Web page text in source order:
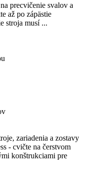
precvičenie svalov a
až po zápästie
stroja musí ...
zariadenia a zostavy
- cvičte na čerstvom
konštrukciami pre